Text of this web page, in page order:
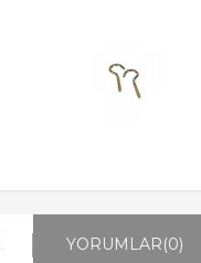
YORUMLAR(0)